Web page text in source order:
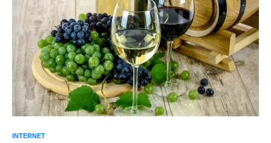
INTERNET